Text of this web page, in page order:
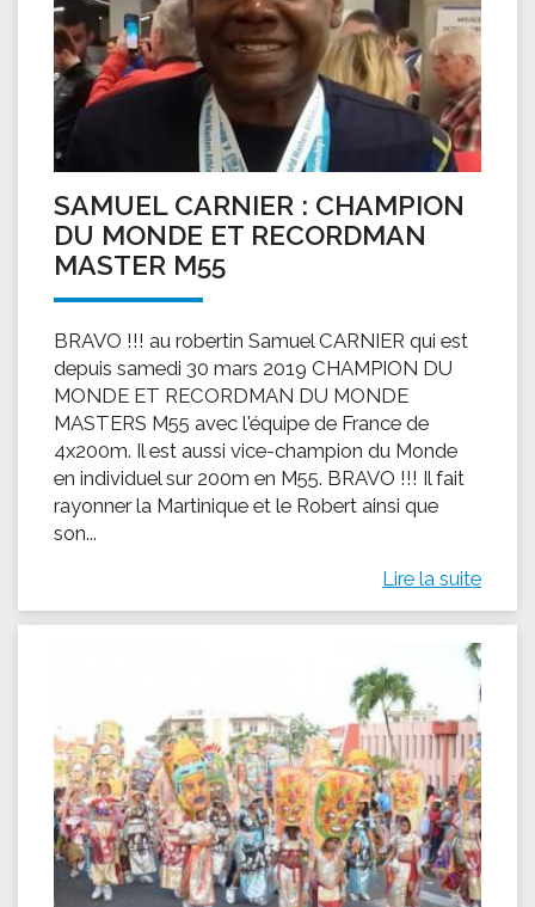
SAMUEL CARNIER : CHAMPION
DU MONDE ET RECORDMAN
MASTER M55
BRAVO !!! au robertin Samuel CARNIER qui est
depuis samedi 30 mars 2019 CHAMPION DU
MONDE ET RECORDMAN DU MONDE
MASTERS M55 avec l'équipe de France de
4x200m. Il est aussi vice-champion du Monde
en individuel sur 200m en M55. BRAVO !!! Il fait
rayonner la Martinique et le Robert ainsi que
son...
Lire la suite